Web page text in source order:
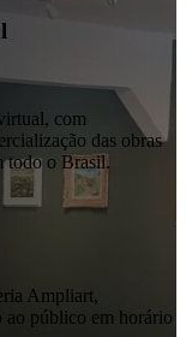
com
das obras
todo o Brasil.
Ampliart,
ao público em horário